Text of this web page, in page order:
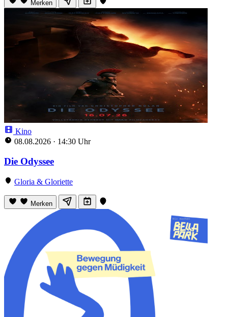
Merken
Kino
08.08.2026 · 14:30 Uhr
Die Odyssee
Gloria & Gloriette
Merken